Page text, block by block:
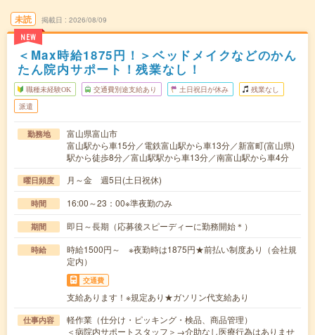
未読
NEW
掲載日 2026/08/09
＜Max時給1875円！＞ベッドメイクなどのかん
たん院内サポート！残業なし！
職種未経験OK 交通費別途支給あり 土日祝日が休み 残業なし
派遣
勤務地
富山県富山市
富山駅から車15分／電鉄富山駅から車13分／新富町(富山県)
駅から徒歩8分／富山駅駅から車13分／南富山駅から車4分
曜日頻度 月～金 週5日(土日祝休)
時間 16:00～23：00※準夜勤のみ
期間 即日～長期（応募後スピーディーに勤務開始＊）
時給
時給1500円～ ※夜勤時は1875円★前払い制度あり（会社規
定内）
交通費
支給あります！※規定あり★ガソリン代支給あり
仕事内容
軽作業（仕分け・ピッキング・検品、商品管理）
＜病院内サポートスタッフ＞→介助なし医療行為はありませ